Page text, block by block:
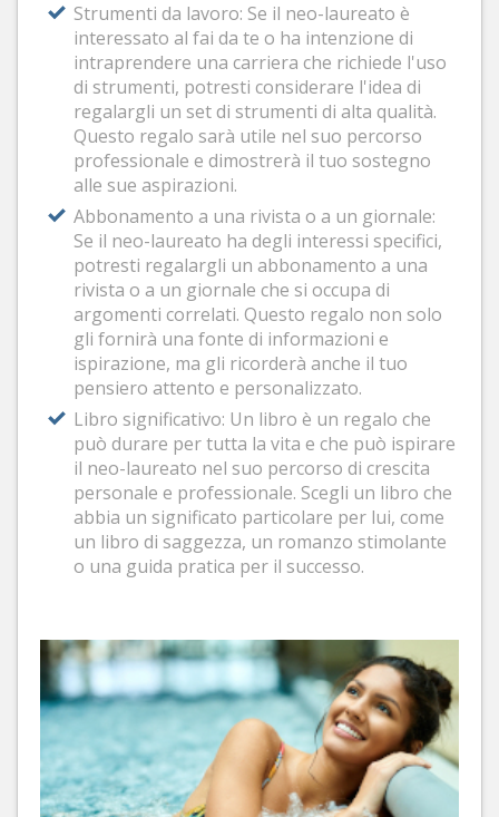
Strumenti da lavoro: Se il neo-laureato è
interessato al fai da te o ha intenzione di
intraprendere una carriera che richiede l'uso
di strumenti, potresti considerare l'idea di
regalargli un set di strumenti di alta qualità.
Questo regalo sarà utile nel suo percorso
professionale e dimostrerà il tuo sostegno
alle sue aspirazioni.
Abbonamento a una rivista o a un giornale:
Se il neo-laureato ha degli interessi specifici,
potresti regalargli un abbonamento a una
rivista o a un giornale che si occupa di
argomenti correlati. Questo regalo non solo
gli fornirà una fonte di informazioni e
ispirazione, ma gli ricorderà anche il tuo
pensiero attento e personalizzato.
Libro significativo: Un libro è un regalo che
può durare per tutta la vita e che può ispirare
il neo-laureato nel suo percorso di crescita
personale e professionale. Scegli un libro che
abbia un significato particolare per lui, come
un libro di saggezza, un romanzo stimolante
o una guida pratica per il successo.